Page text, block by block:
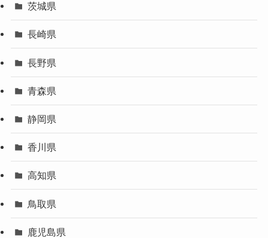
茨城県
長崎県
長野県
青森県
静岡県
香川県
高知県
鳥取県
鹿児島県